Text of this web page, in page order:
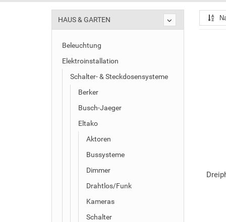
HAUS & GARTEN
Beleuchtung
Elektroinstallation
Schalter- & Steckdosensysteme
Berker
Busch-Jaeger
Eltako
Aktoren
Bussysteme
Dimmer
Drahtlos/Funk
Kameras
Schalter